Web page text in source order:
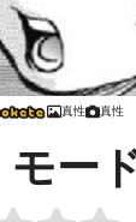
真性 真性
モー